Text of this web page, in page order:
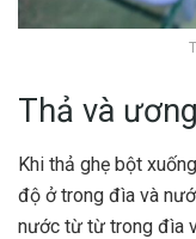
Thả và
Khi thả ghẹ bột
độ ở trong đìa và
nước từ từ trong đìa